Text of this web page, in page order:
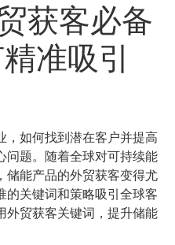
获客必备
准吸引
，如何找到潜在客户并提高
问题。随着全球对可持续能
储能产品的外贸获客变得尤
的关键词和策略吸引全球客
外贸获客关键词，提升储能